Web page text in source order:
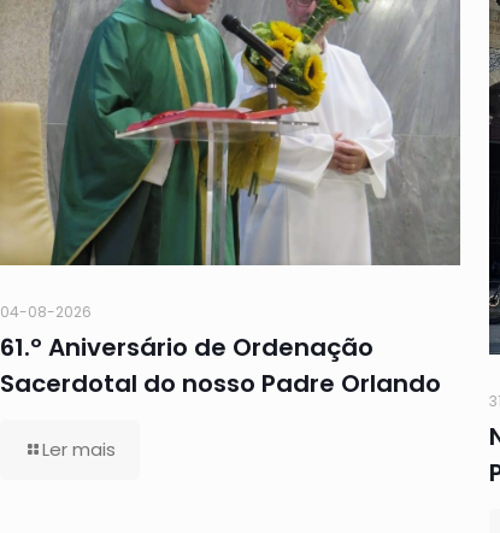
04-08-2026
61.º Aniversário de Ordenação
Sacerdotal do nosso Padre Orlando
Ler mais